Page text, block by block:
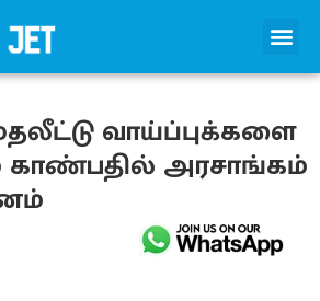
வாய்ப்புக்களை
அரசாங்கம்